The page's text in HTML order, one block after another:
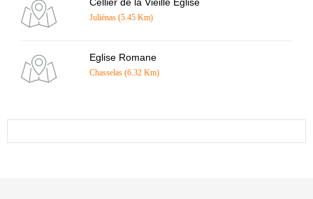
Juliénas (5.45 Km)
Eglise Romane
Chasselas (6.32 Km)